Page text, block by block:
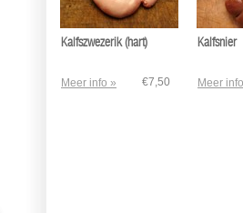
Kalfszwezerik (hart)
Meer info » €7,50
Kalfsnier
Meer